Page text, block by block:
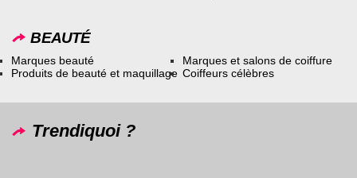
BEAUTÉ
Marques beauté
Produits de beauté et maquillage
Marques et salons de coiffure
Coiffeurs célèbres
Trendiquoi ?